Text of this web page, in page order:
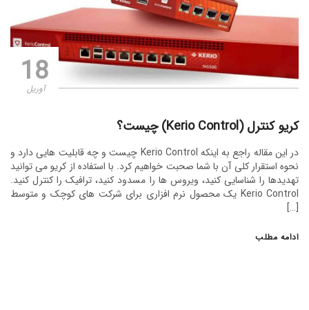
18
آوریل
کریو کنترل (Kerio Control) چیست؟
در این مقاله راجع به اینکه Kerio Control چیست و چه قابلیت هایی دارد و
نحوه استقرار کلی آن با شما صحبت خواهیم کرد. با استفاده از کریو می توانید
تهدیدها را شناسایی کنید، ویروس ها را مسدود کنید، ترافیک را کنترل کنید.
Kerio Control یک محصول نرم افزاری برای شرکت های کوچک و متوسط
[…]
ادامه مطلب